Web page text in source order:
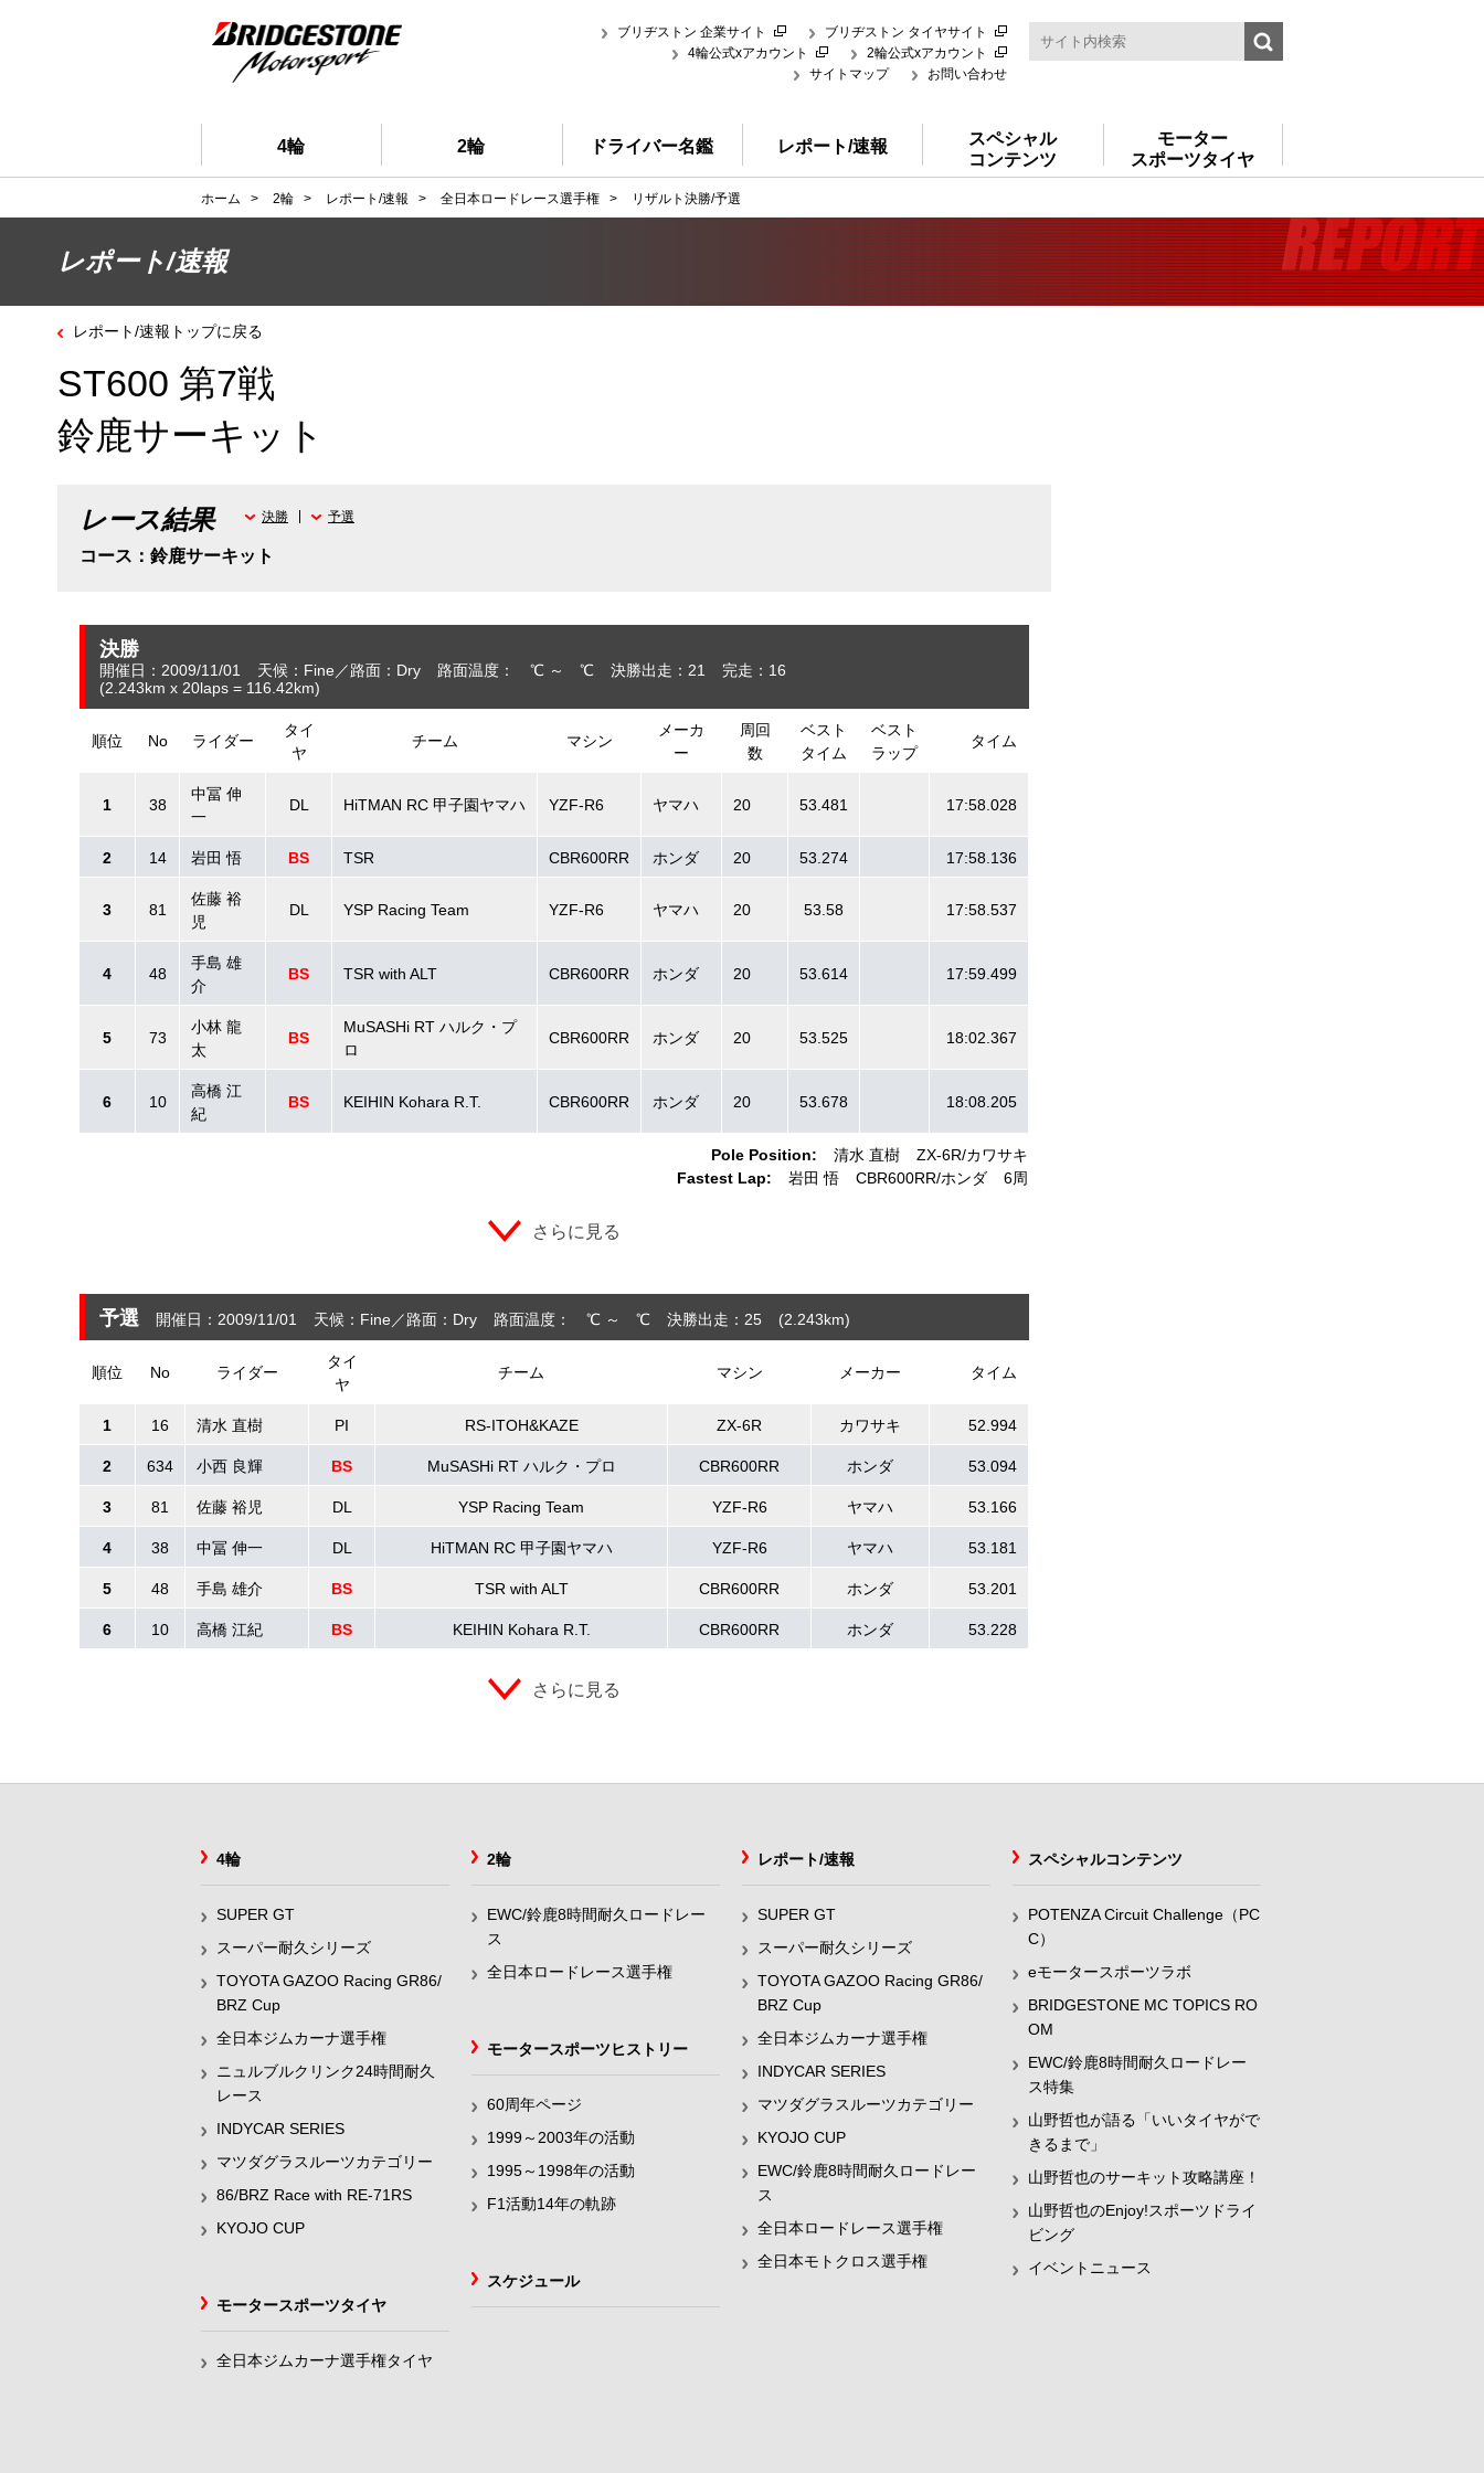
ブリヂストン 企業サイト
ブリヂストン タイヤサイト
4輪公式xアカウント
2輪公式xアカウント
サイトマップ
お問い合わせ
4輪 2輪 ドライバー名鑑 レポート/速報
スペシャル
コンテンツ
モーター
スポーツタイヤ
ホーム > 2輪 > レポート/速報 > 全日本ロードレース選手権 > リザルト決勝/予選
レポート/速報
レポート/速報トップに戻る
ST600 第7戦
鈴鹿サーキット
レース結果
コース：鈴鹿サーキット
決勝 予選
決勝
開催日：2009/11/01 天候：Fine 路面：Dry 路面温度： ℃ ～ ℃ 決勝出走：21
完走：16
(2.243km x 20laps = 116.42km)
順位 No ライダー
タイ
ヤ
チーム マシン
メーカ
ー
周回
数
ベスト
タイム
ベスト
ラップ
タイム
Pole Position: 清水 直樹 ZX-6R カワサキ
Fastest Lap:
岩田 悟 CBR600RR ホンダ 6周
1 38
中冨 伸
一
DL HiTMAN RC 甲子園ヤマハ YZF-R6 ヤマハ 20 53.481 17:58.028
2 14 岩田 悟 BS TSR CBR600RR ホンダ 20 53.274 17:58.136
3 81
佐藤 裕
児
DL YSP Racing Team YZF-R6 ヤマハ 20 53.58 17:58.537
4 48
手島 雄
介
BS TSR with ALT CBR600RR ホンダ 20 53.614 17:59.499
5 73
小林 龍
太
BS
MuSASHi RT ハルク・プ
ロ
CBR600RR ホンダ 20 53.525 18:02.367
6 10
高橋 江
紀
BS KEIHIN Kohara R.T. CBR600RR ホンダ 20 53.678 18:08.205
さらに見る
予選 開催日：2009/11/01 天候：Fine 路面：Dry 路面温度： ℃ ～ ℃ 決勝出走：25 (2.243km)
順位 No ライダー
タイ
ヤ
チーム マシン メーカー タイム
1 16 清水 直樹 PI RS-ITOH&KAZE ZX-6R カワサキ 52.994
2 634 小西 良輝 BS MuSASHi RT ハルク・プロ CBR600RR ホンダ 53.094
3 81 佐藤 裕児 DL YSP Racing Team YZF-R6 ヤマハ 53.166
4 38 中冨 伸一 DL HiTMAN RC 甲子園ヤマハ YZF-R6 ヤマハ 53.181
5 48 手島 雄介 BS TSR with ALT CBR600RR ホンダ 53.201
6 10 高橋 江紀 BS KEIHIN Kohara R.T. CBR600RR ホンダ 53.228
さらに見る
4輪
SUPER GT
スーパー耐久シリーズ
TOYOTA GAZOO Racing GR86/
BRZ Cup
全日本ジムカーナ選手権
ニュルブルクリンク24時間耐久
レース
INDYCAR SERIES
マツダグラスルーツカテゴリー
86/BRZ Race with RE-71RS
KYOJO CUP
2輪
EWC/鈴鹿8時間耐久ロードレー
ス
全日本ロードレース選手権
レポート/速報
SUPER GT
スーパー耐久シリーズ
TOYOTA GAZOO Racing GR86/
BRZ Cup
全日本ジムカーナ選手権
INDYCAR SERIES
マツダグラスルーツカテゴリー
KYOJO CUP
EWC/鈴鹿8時間耐久ロードレー
ス
全日本ロードレース選手権
全日本モトクロス選手権
スペシャルコンテンツ
POTENZA Circuit Challenge（PC
C）
eモータースポーツラボ
BRIDGESTONE MC TOPICS RO
OM
EWC/鈴鹿8時間耐久ロードレー
ス特集
山野哲也が語る「いいタイヤがで
きるまで」
山野哲也のサーキット攻略講座！
山野哲也のEnjoy!スポーツドライ
ビング
イベントニュース
モータースポーツヒストリー
60周年ページ
1999～2003年の活動
1995～1998年の活動
F1活動14年の軌跡
スケジュール
モータースポーツタイヤ
全日本ジムカーナ選手権タイヤ